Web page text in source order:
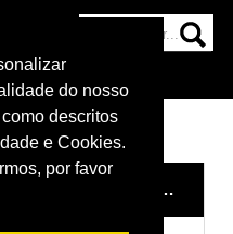
do nosso
descritos
e Cookies.
por favor
VANCOUVER